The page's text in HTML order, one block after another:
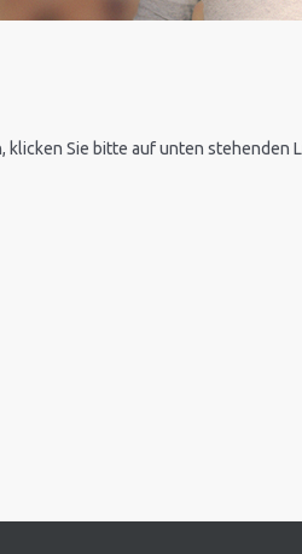
Sie bitte auf unten stehenden